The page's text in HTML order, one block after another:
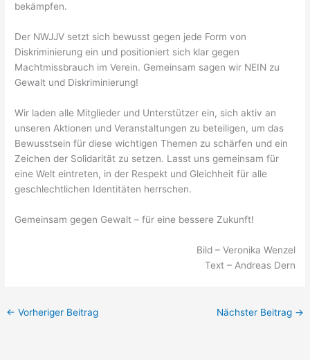
bekämpfen.
Der NWJJV setzt sich bewusst gegen jede Form von
Diskriminierung ein und positioniert sich klar gegen
Machtmissbrauch im Verein. Gemeinsam sagen wir NEIN zu
Gewalt und Diskriminierung!
Wir laden alle Mitglieder und Unterstützer ein, sich aktiv an
unseren Aktionen und Veranstaltungen zu beteiligen, um das
Bewusstsein für diese wichtigen Themen zu schärfen und ein
Zeichen der Solidarität zu setzen. Lasst uns gemeinsam für
eine Welt eintreten, in der Respekt und Gleichheit für alle
geschlechtlichen Identitäten herrschen.
Gemeinsam gegen Gewalt – für eine bessere Zukunft!
Bild – Veronika Wenzel
Text – Andreas Dern
← Vorheriger Beitrag Nächster Beitrag →